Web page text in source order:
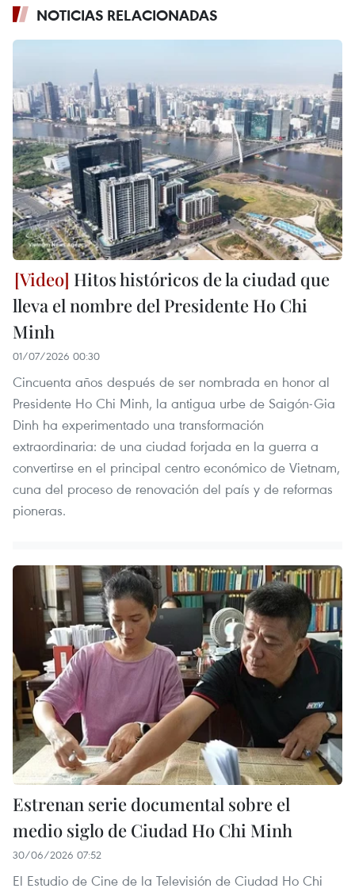
NOTICIAS RELACIONADAS
Hitos históricos de la ciudad que
lleva el nombre del Presidente Ho Chi
Minh
01/07/2026 00:30
Cincuenta años después de ser nombrada en honor al
Presidente Ho Chi Minh, la antigua urbe de Saigón-Gia
Dinh ha experimentado una transformación
extraordinaria: de una ciudad forjada en la guerra a
convertirse en el principal centro económico de Vietnam,
cuna del proceso de renovación del país y de reformas
pioneras.
Estrenan serie documental sobre el
medio siglo de Ciudad Ho Chi Minh
30/06/2026 07:52
El Estudio de Cine de la Televisión de Ciudad Ho Chi